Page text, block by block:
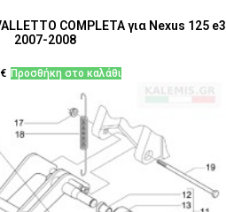
COMPLETA για Nexus 125 e3
2007-2008
€ Προσθήκη στο καλάθι